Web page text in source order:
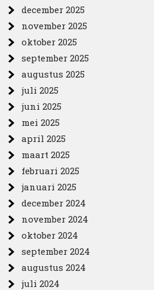
december 2025
november 2025
oktober 2025
september 2025
augustus 2025
juli 2025
juni 2025
mei 2025
april 2025
maart 2025
februari 2025
januari 2025
december 2024
november 2024
oktober 2024
september 2024
augustus 2024
juli 2024